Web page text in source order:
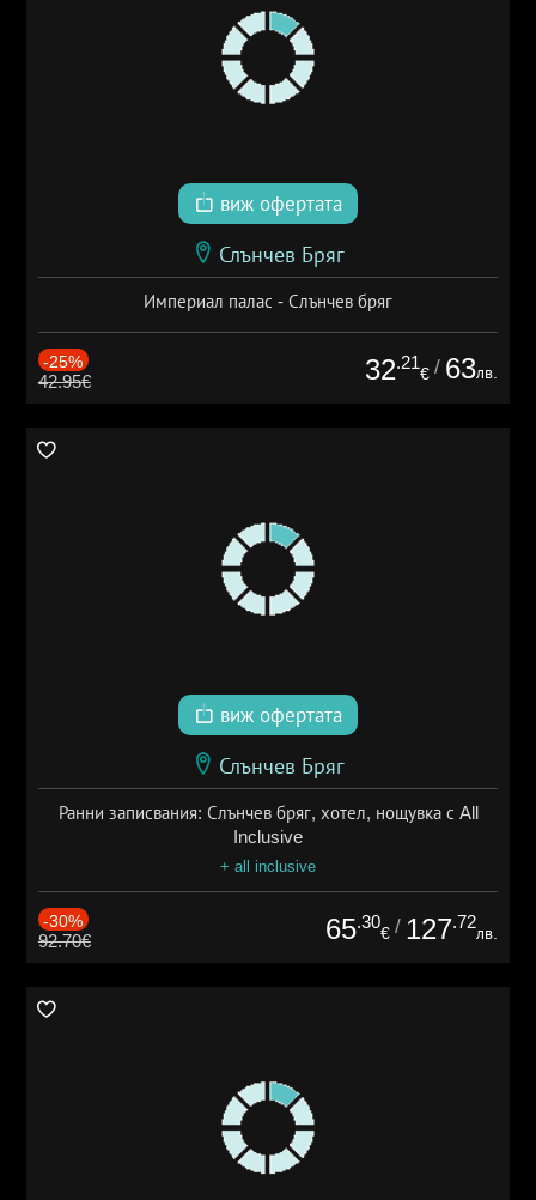
виж офертата
Слънчев Бряг
Империал палас - Слънчев бряг
-25%
42.95€ 32.21
€ / 63лв.
виж офертата
Слънчев Бряг
Ранни записвания: Слънчев бряг, хотел, нощувка с All
Inclusive
+ all inclusive
-30%
92.70€ 65.30
€ / 127.72
лв.